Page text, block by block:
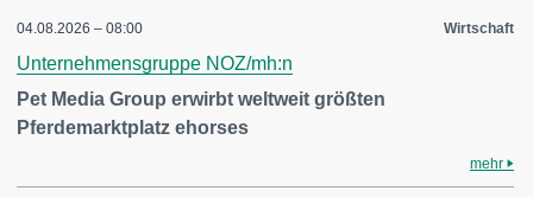
04.08.2026 – 08:00 Wirtschaft
Unternehmensgruppe NOZ/mh:n
Pet Media Group erwirbt weltweit größten
Pferdemarktplatz ehorses
mehr